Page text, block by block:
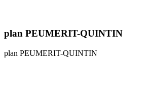
plan PEUMERIT-QUINTIN
plan PEUMERIT-QUINTIN